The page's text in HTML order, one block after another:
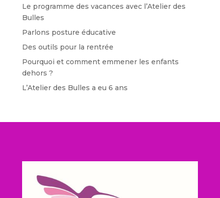
Le programme des vacances avec l’Atelier des
Bulles
Parlons posture éducative
Des outils pour la rentrée
Pourquoi et comment emmener les enfants
dehors ?
L’Atelier des Bulles a eu 6 ans